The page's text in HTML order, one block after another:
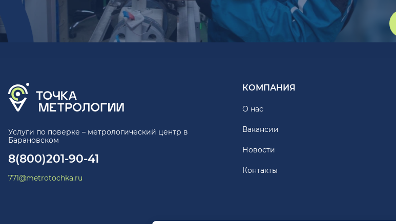
Услуги по поверке – метрологический центр в
Барановском
8(800)201-90-41
771@metrotochka.ru
КОМПАНИЯ
О нас
Вакансии
Новости
Контакты